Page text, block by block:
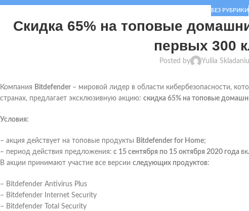
БЕЗ РУБРИКИ
Скидка 65% на топовые
первых 300
Posted by Yuliia
Компания Bitdefender – мировой лидер в области кибербезопасности,
странах, предлагает эксклюзивную акцию: скидка 65% на топовые
Условия:
– акция действует на топовые продукты Bitdefender for Home;
– период действия предложения: с 15 сентября по 15 октября 2020 года
В акции принимают участие все версии следующих продуктов:
– Bitdefender Antivirus Plus
– Bitdefender Internet Security
– Bitdefender Total Security